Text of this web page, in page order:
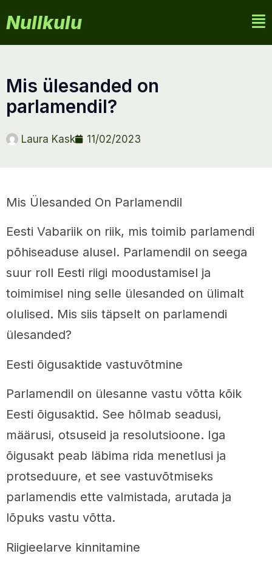
Nullkulu
mis ülesanded on
parlamendil?
Laura Kask 11/02/2023
Mis Ülesanded On Parlamendil
Eesti Vabariik on riik, mis toimib parlamendi
põhiseaduse alusel. Parlamendil on seega
suur roll Eesti riigi moodustamisel ja
toimimisel ning selle ülesanded on ülimalt
olulised. Mis siis täpselt on parlamendi
ülesanded?
Eesti õigusaktide vastuvõtmine
Parlamendil on ülesanne vastu võtta kõik
Eesti õigusaktid. See hõlmab seadusi,
määrusi, otsuseid ja resolutsioone. Iga
õigusakt peab läbima rida menetlusi ja
protseduure, et see vastuvõtmiseks
parlamendis ette valmistada, arutada ja
lõpuks vastu võtta.
Riigieelarve kinnitamine